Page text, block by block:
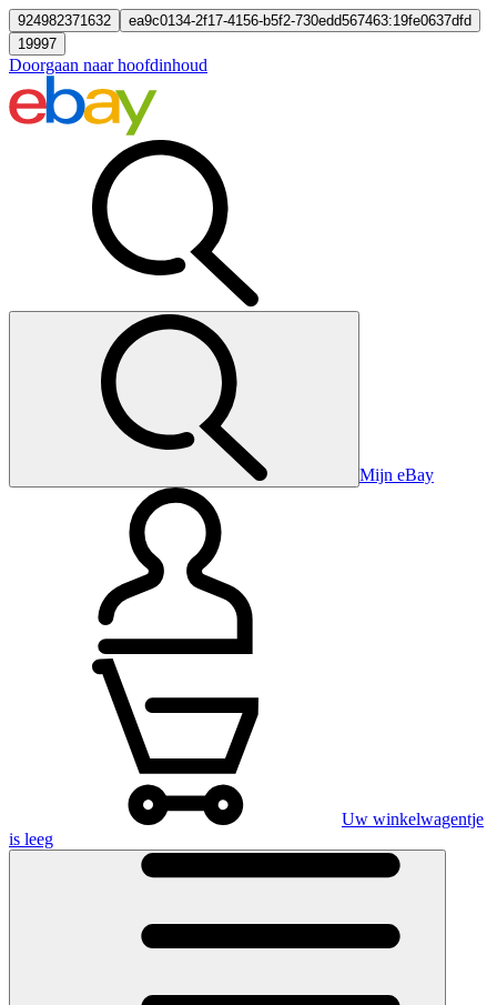
924982371632
ea9c0134-2f17-4156-b5f2-730edd567463:19fe0637dfd
19997
Doorgaan naar hoofdinhoud
Mijn eBay
Uw winkelwagentje
is leeg